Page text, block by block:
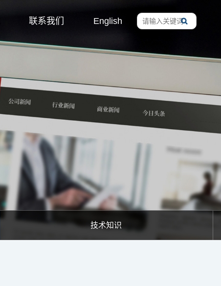
联系我们 English
技术知识